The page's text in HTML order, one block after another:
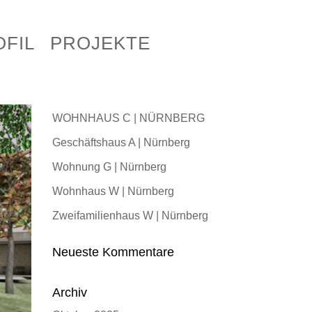
PROJEKTE
PROJEKTE
PROJEKTE
PROJEKTE
PROJEKTE
PROJEKTE
WOHNHAUS C | NÜRNBERG
Geschäftshaus A | Nürnberg
Wohnung G | Nürnberg
Wohnhaus W | Nürnberg
Zweifamilienhaus W | Nürnberg
Neueste Kommentare
Archiv